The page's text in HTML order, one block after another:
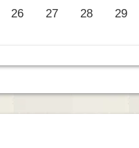
26 27 28 29